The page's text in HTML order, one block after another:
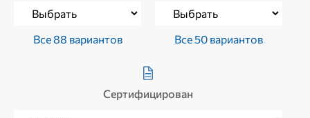
Все 88 вариантов Все 50 вариантов
Сертифицирован